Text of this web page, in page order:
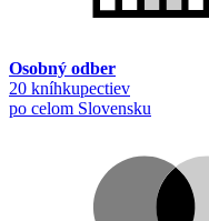
Osobný odber
20 kníhkupectiev
po celom Slovensku